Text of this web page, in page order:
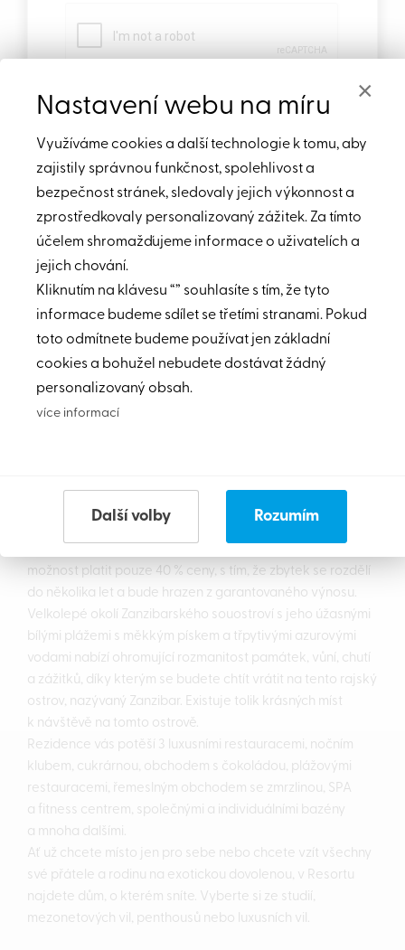
410,000 $
Popis nemovitosti:
Nabízíme nádhernou vilu o rozloze 118.5 m
o rozloze 490 m2, ihned u pláže.
Vila se nacází v krásné nové residenci, má svůj vlastní
bazén, zahradu i vířivku.
Rozložení:
2 obývací pokoje
1 kuchyň
Vily se prodávají kompletně a luxusně vybavené. V tomto
možnost platit pouze 40 % ceny, s tím, že zbytek se rozdělí
do několika let a bude hrazen z garantovaného výnosu.
Velkolepé okolí Zanzibarského souostroví s jeho úžasnými
bílými plážemi s měkkým pískem a třpytivými azurovými
vodami nabízí ohromující rozmanitost památek, vůní, chutí
a zážitků, díky kterým se budete chtít vrátit na tento rajský
ostrov, nazývaný Zanzibar. Existuje tolik krásných míst
k návštěvě na tomto ostrově.
Rezidence vás potěší 3 luxusními restauracemi, nočním
klubem, cukrárnou, obchodem s čokoládou, plážovými
restauracemi, řemeslným obchodem se zmrzlinou, SPA
a fitness centrem, společnými a individuálními bazény
a mnoha dalšími.
Ať už chcete místo jen pro sebe nebo chcete vzít všechny
své přátele a rodinu na exotickou dovolenou, v Resortu
najdete dům, o kterém sníte. Vyberte si ze studií,
mezonetových vil, penthousů nebo luxusních vil.
Nastavení webu na míru ×
Využíváme cookies a další technologie k tomu, aby
zajistily správnou funkčnost, spolehlivost a
bezpečnost stránek, sledovaly jejich výkonnost a
zprostředkovaly personalizovaný zážitek. Za tímto
účelem shromažďujeme informace o uživatelích a
jejich chování.
Kliknutím na klávesu “” souhlasíte s tím, že tyto
informace budeme sdílet se třetími stranami. Pokud
toto odmítnete budeme používat jen základní
cookies a bohužel nebudete dostávat žádný
personalizovaný obsah.
více informací
Další volby Rozumím